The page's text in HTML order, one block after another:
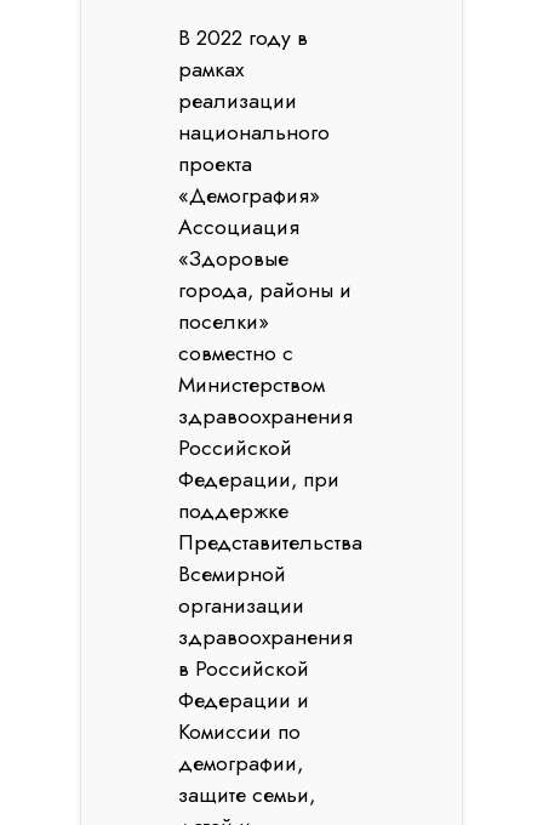
В 2022 году в
рамках
реализации
национального
проекта
«Демография»
Ассоциация
«Здоровые
города, районы и
поселки»
совместно с
Министерством
здравоохранения
Российской
Федерации, при
поддержке
Представительства
Всемирной
организации
здравоохранения
в Российской
Федерации и
Комиссии по
демографии,
защите семьи,